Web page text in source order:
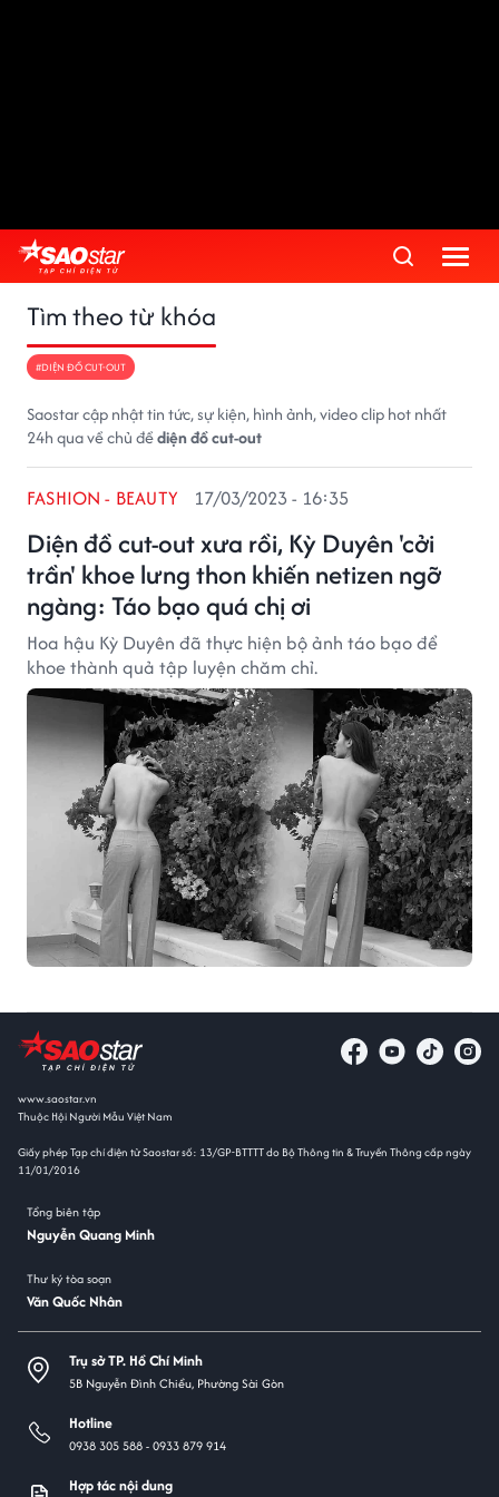
Tìm theo từ khóa
#DIỆN ĐỒ CUT-OUT
Saostar cập nhật tin tức, sự kiện, hình ảnh, video clip hot nhất
24h qua về chủ đềdiện đồ cut-out
Diện đồ cut-out xưa rồi, Kỳ Duyên 'cởi
trần' khoe lưng thon khiến netizen ngỡ
ngàng: Táo bạo quá chị ơi
FASHION - BEAUTY 17/03/2023 - 16:35
Hoa hậu Kỳ Duyên đã thực hiện bộ ảnh táo bạo để
khoe thành quả tập luyện chăm chỉ.
www.saostar.vn
Thuộc Hội Người Mẫu Việt Nam
Giấy phép Tạp chí điện tử Saostar số: 13/GP-BTTTT do Bộ Thông tin & Truyền Thông cấp ngày
11/01/2016
Tổng biên tập
Nguyễn Quang Minh
Thư ký tòa soạn
Văn Quốc Nhân
Trụ sở TP. Hồ Chí Minh
5B Nguyễn Đình Chiểu, Phường Sài Gòn
Hotline
0938 305 588 -0933 879 914
Hợp tác nội dung